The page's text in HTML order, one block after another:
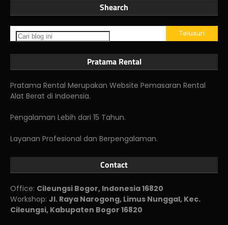
Shearch
Pratama Rental
Pratama Rental Merupakan Website Pemasaran Rental
Alat Berat di Indoensia.
Pengalaman Lebih dari 15 Tahun.
Layanan Profesional dan Berpengalaman.
Contact
Office: Cileungsi Bogor, Indonesia 16820
Workshop: Jl. Raya Narogong, Limus Nunggal, Kec.
Cileungsi, Kabupaten Bogor 16820